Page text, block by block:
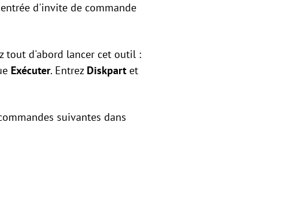
d'invite de commande
tout d'abord lancer cet outil :
Exécuter. Entrez Diskpart et
suivantes dans